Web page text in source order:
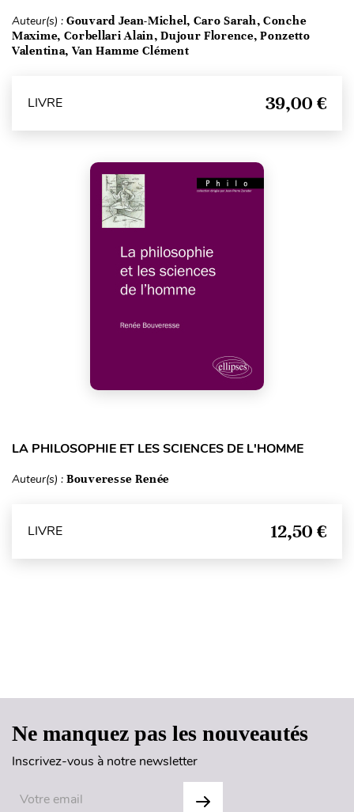
Auteur(s) : Gouvard Jean-Michel, Caro Sarah, Conche
Maxime, Corbellari Alain, Dujour Florence, Ponzetto
Valentina, Van Hamme Clément
LIVRE 39,00 €
LA PHILOSOPHIE ET LES SCIENCES DE L'HOMME
Auteur(s) : Bouveresse Renée
LIVRE 12,50 €
Ne manquez pas les nouveautés
Inscrivez-vous à notre newsletter